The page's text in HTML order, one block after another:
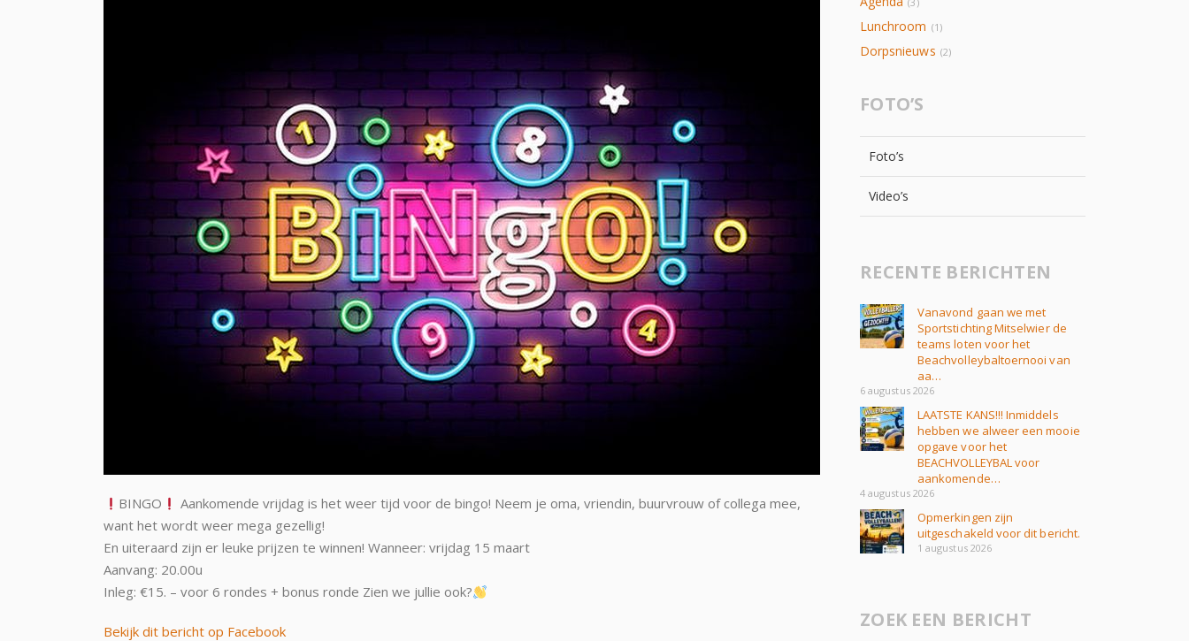
BINGO
Aankomende vrijdag is het weer tijd voor de bingo! Neem je oma, vriendin, buurvrouw of collega mee,
want het wordt weer mega gezellig!
En uiteraard zijn er leuke prijzen te winnen! Wanneer: vrijdag 15 maart
Aanvang: 20.00u
Inleg: €15. – voor 6 rondes + bonus ronde Zien we jullie ook?
Bekijk dit bericht op Facebook
Lunchroom (1)
Dorpsnieuws (2)
FOTO’S
Foto’s
Video’s
RECENTE BERICHTEN
Vanavond gaan we met
Sportstichting Mitselwier de
teams loten voor het
Beachvolleybaltoernooi van
aa…
6 augustus 2026
LAATSTE KANS!!! Inmiddels
hebben we alweer een mooie
opgave voor het
BEACHVOLLEYBAL voor
aankomende…
4 augustus 2026
Opmerkingen zijn
uitgeschakeld voor dit bericht.
1 augustus 2026
ZOEK EEN BERICHT